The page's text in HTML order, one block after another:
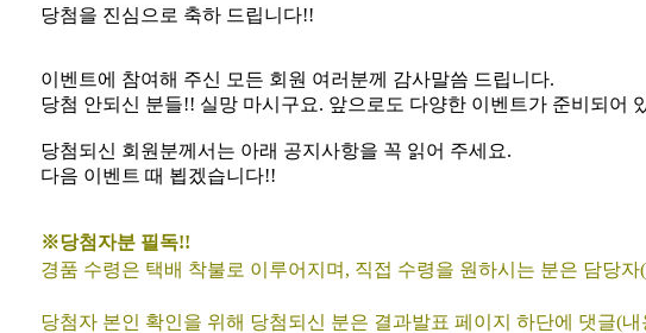
당첨을 진심으로 축하 드립니다!!
이벤트에 참여해 주신 모든 회원 여러분께 감사말씀 드립니다.
당첨 안되신 분들!! 실망 마시구요. 앞으로도 다양한 이벤트가 준비되어
당첨되신 회원분께서는 아래 공지사항을 꼭 읽어 주세요.
다음 이벤트 때 뵙겠습니다!!
※당첨자분 필독!!
경품 수령은 택배 착불로 이루어지며, 직접 수령을 원하시는 분은 담당
당첨자 본인 확인을 위해 당첨되신 분은 결과발표 페이지 하단에 댓글(